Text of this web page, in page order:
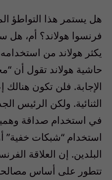
هل يستمر هذا التواطؤ
فرنسوا هولاند؟ أم، هل
يكثر هولاند من
حاشية هولاند تقول أن
الإجابة. فلن تكون
الثنائية. ولكن الرئيس
في استخدام صداقة
استخدام “شبكات خفية”
البلدين. إن العلاقة
تتطور على أساس